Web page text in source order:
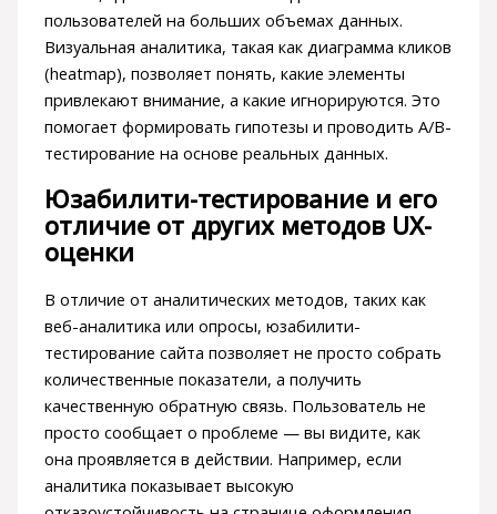
пользователей на больших объемах данных.
Визуальная аналитика, такая как диаграмма кликов
(heatmap), позволяет понять, какие элементы
привлекают внимание, а какие игнорируются. Это
помогает формировать гипотезы и проводить A/B-
тестирование на основе реальных данных.
Юзабилити-тестирование и его
отличие от других методов UX-
оценки
В отличие от аналитических методов, таких как
веб-аналитика или опросы, юзабилити-
тестирование сайта позволяет не просто собрать
количественные показатели, а получить
качественную обратную связь. Пользователь не
просто сообщает о проблеме — вы видите, как
она проявляется в действии. Например, если
аналитика показывает высокую